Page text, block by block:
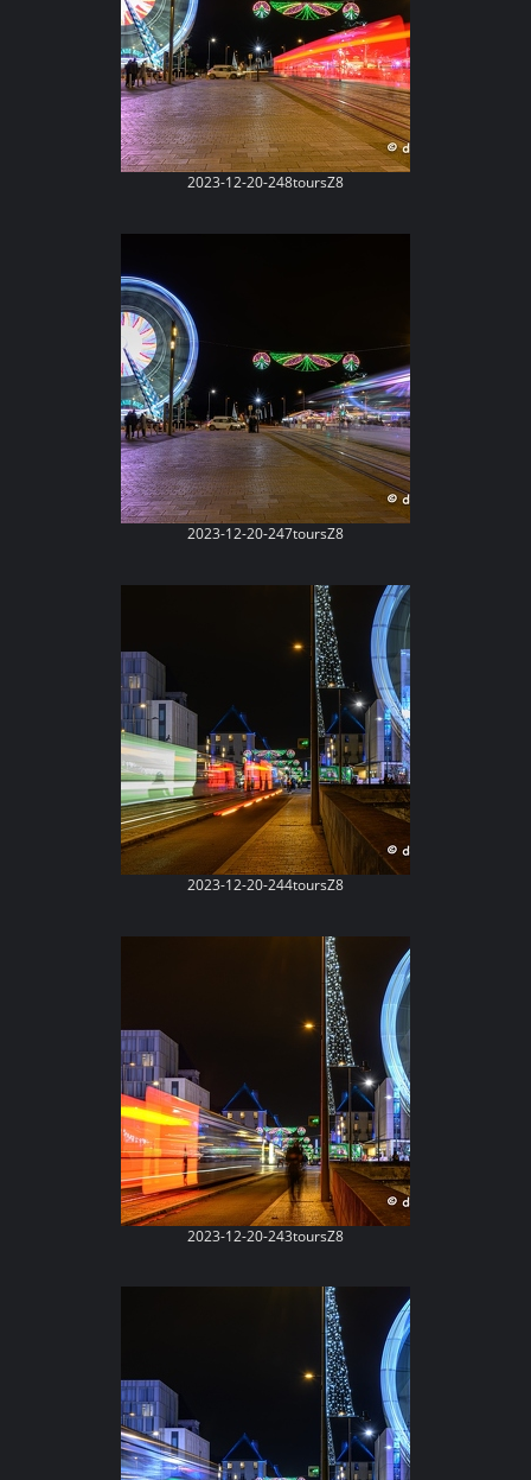
2023-12-20-248toursZ8
2023-12-20-247toursZ8
2023-12-20-244toursZ8
2023-12-20-243toursZ8